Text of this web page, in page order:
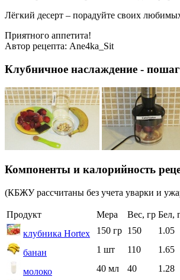
Лёгкий десерт – порадуйте своих
Приятного аппетита!
Автор рецепта: Ane4ka_Sit
Клубничное наслаждение -
Компоненты и калорийность
(КБЖУ рассчитаны без учета уварки и
Продукт Мера Вес, гр Бел,
клубника Hortex
150 гр 150 1.05
банан 1 шт 110 1.65
молоко 40 мл 40 1.28